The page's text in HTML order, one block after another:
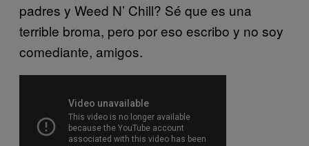
padres y Weed N’ Chill? Sé que es una
terrible broma, pero por eso escribo y no soy
comediante, amigos.